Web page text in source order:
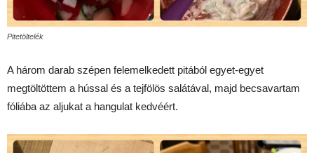
Pitetöltelék
A három darab szépen felemelkedett pitából egyet-egyet
megtöltöttem a hússal és a tejfölös salátával, majd becsavartam
fóliába az aljukat a hangulat kedvéért.